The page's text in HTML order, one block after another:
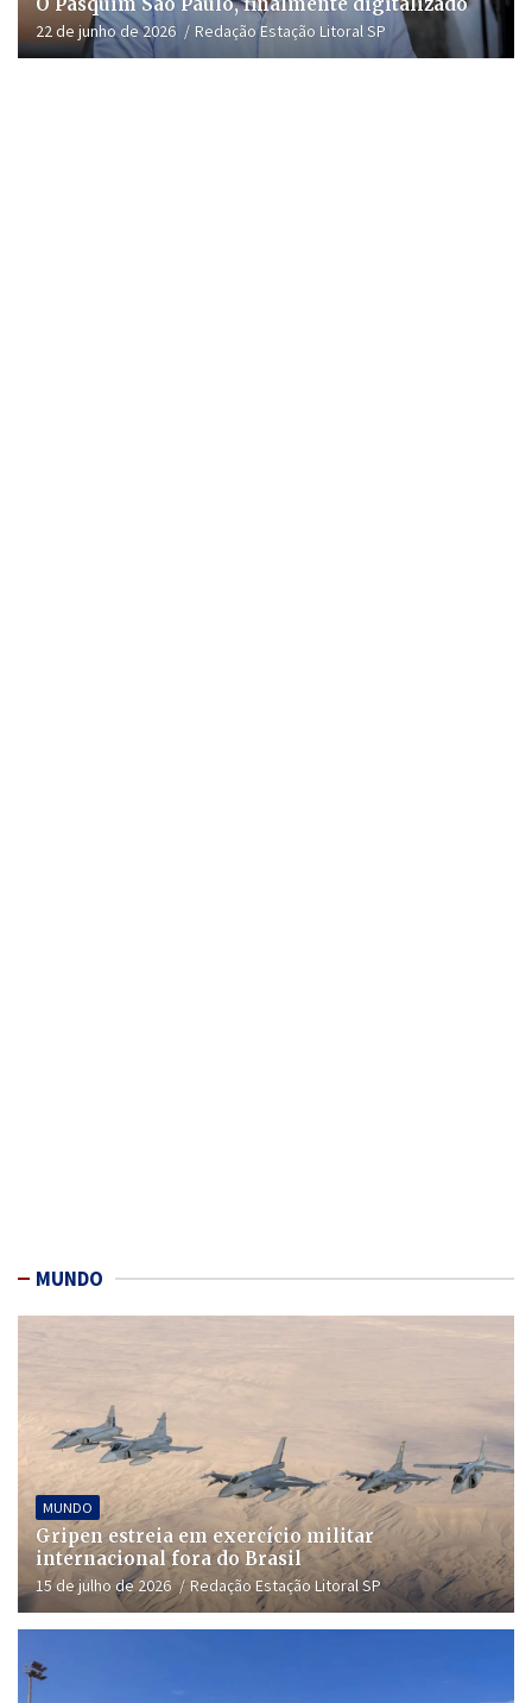
22 de junho de 2026 Redação Estação Litoral SP
MUNDO
MUNDO
Gripen estreia em exercício militar
internacional fora do Brasil
15 de julho de 2026 Redação Estação Litoral SP